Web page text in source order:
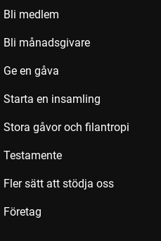
Bli medlem
Bli månadsgivare
Ge en gåva
Starta en insamling
Stora gåvor och filantropi
Testamente
Fler sätt att stödja oss
Företag